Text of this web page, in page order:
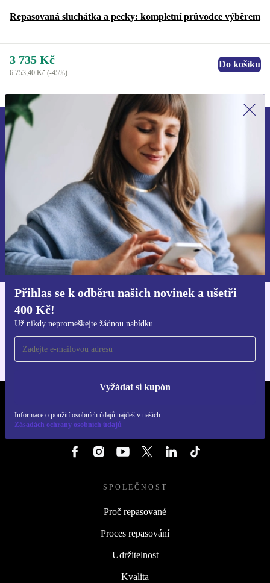
Repasovaná sluchátka a pecky: kompletní průvodce výběrem
3 735 Kč
6 753,40 Kč (-45%)
Do košíku
Přihlas se k odběru našich novinek a ušetři
400 Kč!
Už nikdy nepromeškejte žádnou nabídku
Vyžádat si kupón
Informace o použití osobních údajů najdeš v našich
Zásadách ochrany osobních údajů
Přihlas se k odběru našich novinek a
ušetři 400 Kč!
Už nikdy nepromeškej žádnou nabídku.
Chci voucher
Informace o použití osobních údajů najdeš v našich
Zásadách ochrany osobních údajů.
Pro iOS a Android
SPOLEČNOST
Proč repasované
Proces repasování
Udržitelnost
Kvalita